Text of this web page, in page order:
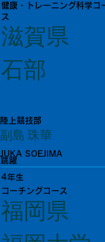
健康・トレーニング科学コ
ス
滋賀県
石部
陸上競技部
副島 珠華
JUKA SOEJIMA
跳躍
4年生
コーチングコース
福岡県